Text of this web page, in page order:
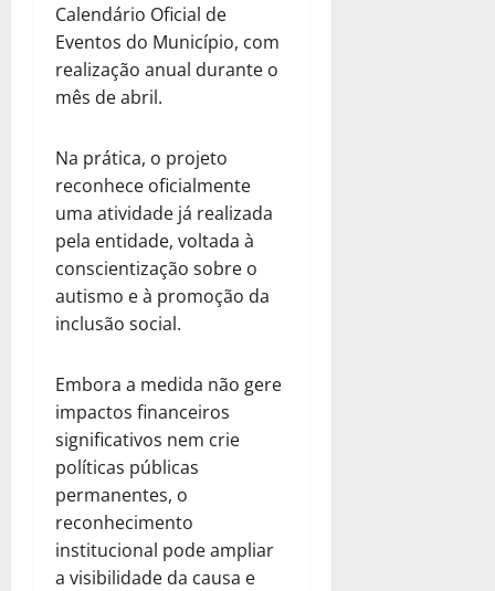
Calendário Oficial de
Eventos do Município, com
realização anual durante o
mês de abril.
Na prática, o projeto
reconhece oficialmente
uma atividade já realizada
pela entidade, voltada à
conscientização sobre o
autismo e à promoção da
inclusão social.
Embora a medida não gere
impactos financeiros
significativos nem crie
políticas públicas
permanentes, o
reconhecimento
institucional pode ampliar
a visibilidade da causa e